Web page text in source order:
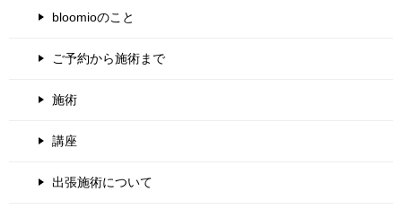
bloomioのこと
ご予約から施術まで
施術
講座
出張施術について